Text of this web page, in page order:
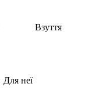
Взуття
Для неї